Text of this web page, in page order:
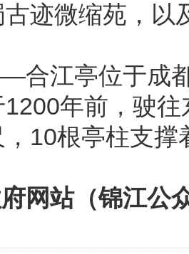
古迹微缩苑，
合江亭位于成
年前，驶
10根亭柱支
网站（锦江公